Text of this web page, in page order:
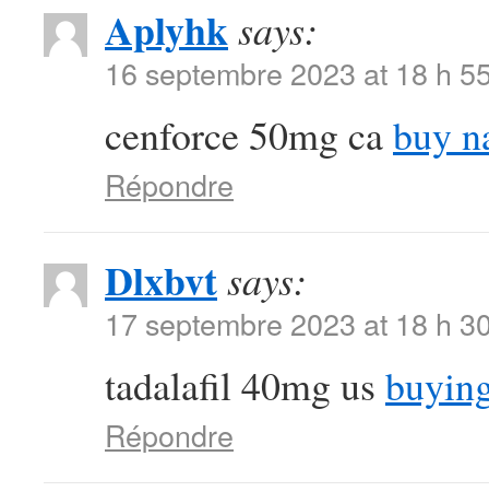
Aplyhksays:
16 septembre 2023 at 18 h
cenforce 50mg cabuy
Répondre
Dlxbvtsays:
17 septembre 2023 at 18 h
tadalafil 40mg us
Répondre